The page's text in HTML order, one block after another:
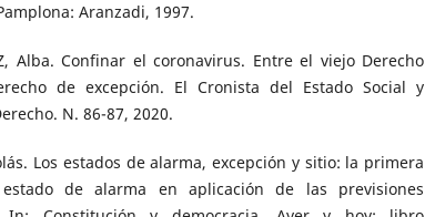
Aranzadi, 1997.
Alba. Confinar el coronavirus. Entre el viejo Derecho
de excepción. El Cronista del Estado Social y
N. 86-87, 2020.
Los estados de alarma, excepción y sitio: la primera
de alarma en aplicación de las previsiones